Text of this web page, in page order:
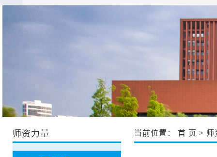
师资力量 当前位置： 首 页 > 师